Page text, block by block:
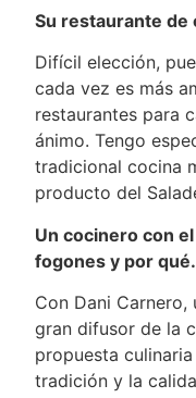
Su restaurante de
Difícil elección,
cada vez es más
restaurantes para
ánimo. Tengo
tradicional cocina
producto del
Un cocinero con
fogones y por qué.
Con Dani
gran difusor de la
propuesta
tradición y la